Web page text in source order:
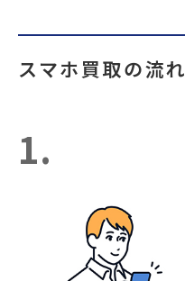
スマホ買取の流れ
1.